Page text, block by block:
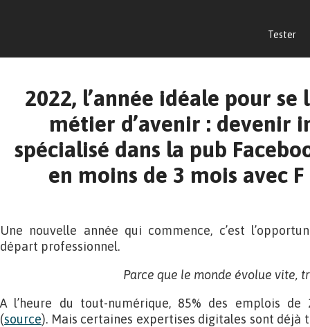
Tester
2022, l’année idéale pour se
métier d’avenir : devenir
spécialisé dans la pub
en moins de 3 mois avec F
Une nouvelle année qui commence, c’est
départ professionnel.
Parce que le monde évolue vite,
A l’heure du tout-numérique, 85% des emplois de
(source). Mais certaines expertises digitales sont déjà